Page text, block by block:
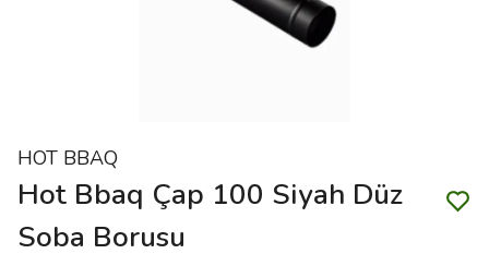
HOT BBAQ
Hot Bbaq Çap 100 Siyah Düz
Soba Borusu